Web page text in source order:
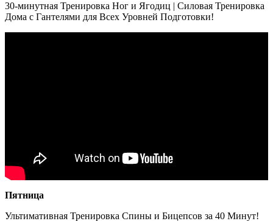
30-минутная Тренировка Ног и Ягодиц | Силовая Тренировка
Дома с Гантелями для Всех Уровней Подготовки!
Пятница
Ультимативная Тренировка Спины и Бицепсов за 40 Минут!